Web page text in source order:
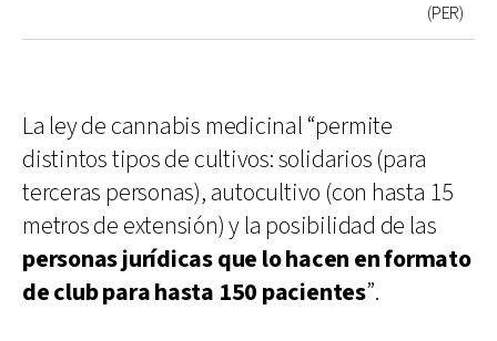
(PER)
La ley de cannabis medicinal “permite
distintos tipos de cultivos: solidarios (para
terceras personas), autocultivo (con hasta 15
metros de extensión) y la posibilidad de las
personas jurídicas que lo hacen en formato
de club para hasta 150 pacientes”.